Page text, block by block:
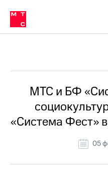
Медиа-центр
и акционерам
Устойчивое развитие
Комплаенс и деловая этика
компании
Карьера
История
компании
Руководство
информация
в МТС
Пресс-
релизы
МТС
о технологиях
МТС и БФ
«Система Фест»
05